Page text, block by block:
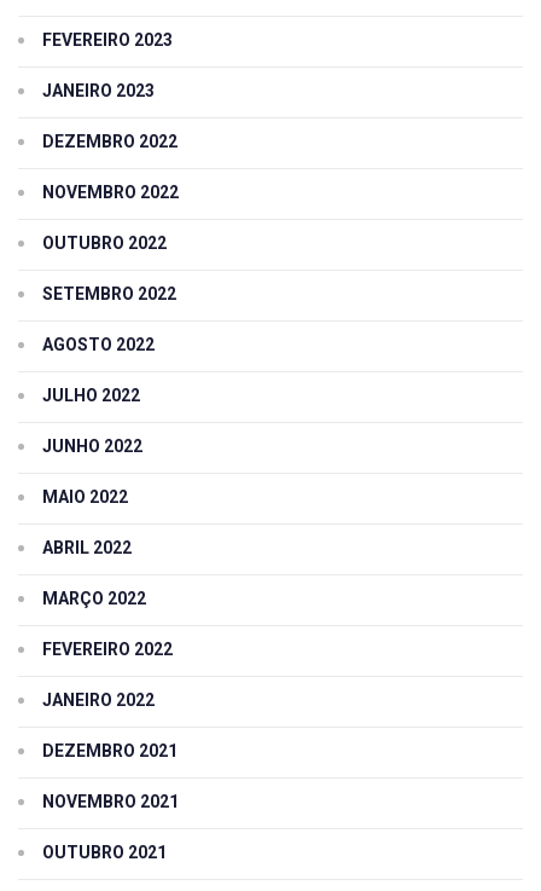
FEVEREIRO 2023
JANEIRO 2023
DEZEMBRO 2022
NOVEMBRO 2022
OUTUBRO 2022
SETEMBRO 2022
AGOSTO 2022
JULHO 2022
JUNHO 2022
MAIO 2022
ABRIL 2022
MARÇO 2022
FEVEREIRO 2022
JANEIRO 2022
DEZEMBRO 2021
NOVEMBRO 2021
OUTUBRO 2021